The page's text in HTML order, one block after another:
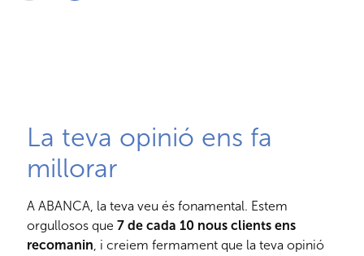
La teva opinió ens fa
millorar
A ABANCA, la teva veu és fonamental. Estem
orgullosos que 7 de cada 10 nous clients ens
recomanin, i creiem fermament que la teva opinió